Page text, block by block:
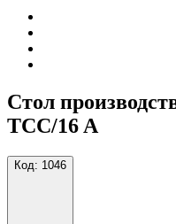
Стол
TCC/16 A
Код: 1046